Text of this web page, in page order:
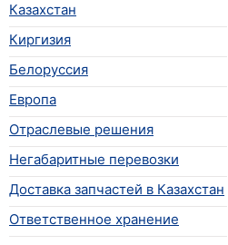
Казахстан
Киргизия
Белоруссия
Европа
Отраслевые решения
Негабаритные перевозки
Доставка запчастей в Казахстан
Ответственное хранение